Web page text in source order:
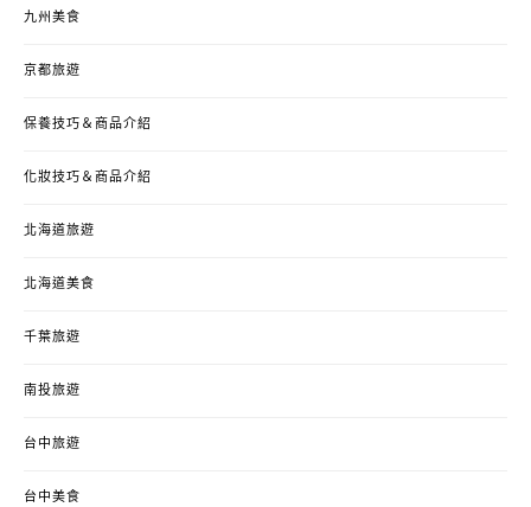
九州美食
京都旅遊
保養技巧＆商品介紹
化妝技巧＆商品介紹
北海道旅遊
北海道美食
千葉旅遊
南投旅遊
台中旅遊
台中美食